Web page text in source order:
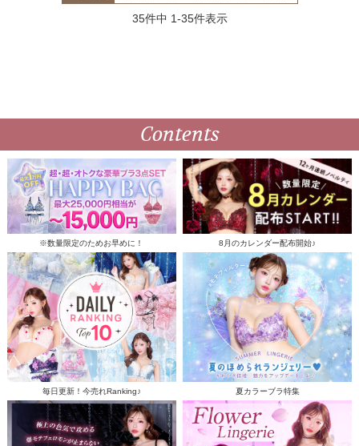
35件中 1-35件表示
Contents
※数量限定のためお早めに！ 8月のカレンダー配布開始♪
毎日更新！今売れRanking♪ 夏カラーブラ特集